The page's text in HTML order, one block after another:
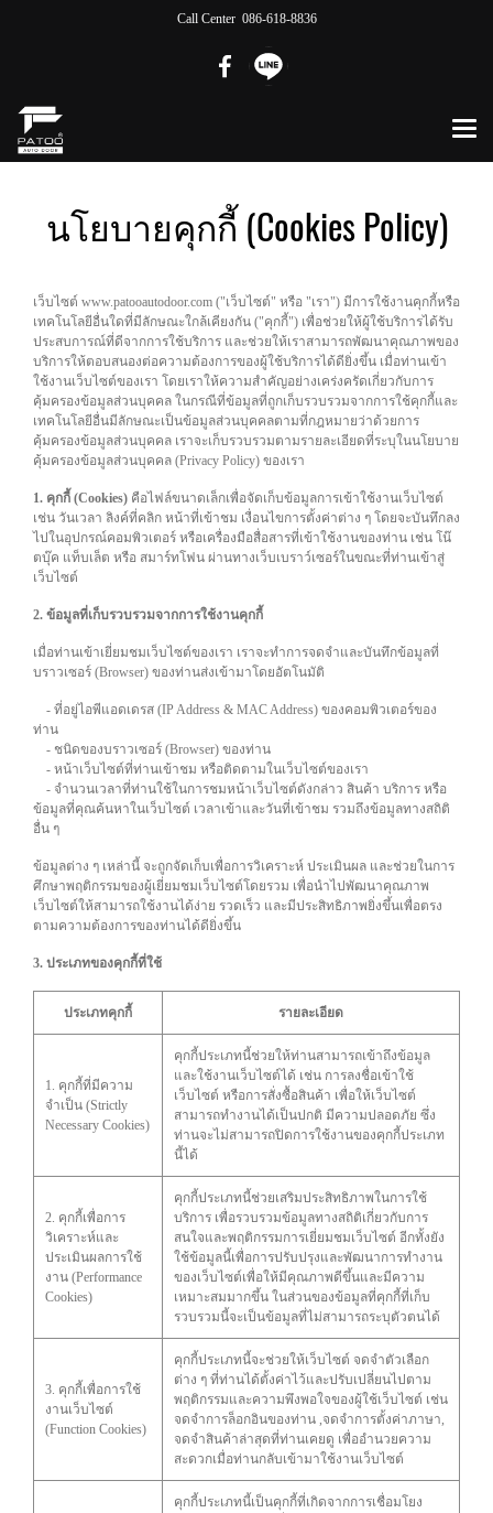
Call Center 086-618-8836
นโยบายคุกกี้ (Cookies Policy)
เว็บไซต์ www.patooautodoor.com ("เว็บไซต์" หรือ "เรา") มีการใช้งานคุกกี้หรือ
เทคโนโลยีอื่นใดที่มีลักษณะใกล้เคียงกัน ("คุกกี้") เพื่อช่วยให้ผู้ใช้บริการได้รับ
ประสบการณ์ที่ดีจากการใช้บริการ และช่วยให้เราสามารถพัฒนาคุณภาพของ
บริการให้ตอบสนองต่อความต้องการของผู้ใช้บริการได้ดียิ่งขึ้น เมื่อท่านเข้า
ใช้งานเว็บไซต์ของเรา โดยเราให้ความสำคัญอย่างเคร่งครัดเกี่ยวกับการ
คุ้มครองข้อมูลส่วนบุคคล ในกรณีที่ข้อมูลที่ถูกเก็บรวบรวมจากการใช้คุกกี้และ
เทคโนโลยีอื่นมีลักษณะเป็นข้อมูลส่วนบุคคลตามที่กฎหมายว่าด้วยการ
คุ้มครองข้อมูลส่วนบุคคล เราจะเก็บรวบรวมตามรายละเอียดที่ระบุในนโยบาย
คุ้มครองข้อมูลส่วนบุคคล (Privacy Policy) ของเรา
1. คุกกี้ (Cookies) คือไฟล์ขนาดเล็กเพื่อจัดเก็บข้อมูลการเข้าใช้งานเว็บไซต์
เช่น วันเวลา ลิงค์ที่คลิก หน้าที่เข้าชม เงื่อนไขการตั้งค่าต่าง ๆ โดยจะบันทึกลง
ไปในอุปกรณ์คอมพิวเตอร์ หรือเครื่องมือสื่อสารที่เข้าใช้งานของท่าน เช่น โน๊
ตบุ๊ค แท็บเล็ต หรือ สมาร์ทโฟน ผ่านทางเว็บเบราว์เซอร์ในขณะที่ท่านเข้าสู่
เว็บไซต์
2. ข้อมูลที่เก็บรวบรวมจากการใช้งานคุกกี้
เมื่อท่านเข้าเยี่ยมชมเว็บไซต์ของเรา เราจะทำการจดจำและบันทึกข้อมูลที่
บราวเซอร์ (Browser) ของท่านส่งเข้ามาโดยอัตโนมัติ
- ที่อยู่ไอพีแอดเดรส (IP Address & MAC Address) ของคอมพิวเตอร์ของ
ท่าน
- ชนิดของบราวเซอร์ (Browser) ของท่าน
- หน้าเว็บไซต์ที่ท่านเข้าชม หรือติดตามในเว็บไซต์ของเรา
- จำนวนเวลาที่ท่านใช้ในการชมหน้าเว็บไซต์ดังกล่าว สินค้า บริการ หรือ
ข้อมูลที่คุณค้นหาในเว็บไซต์ เวลาเข้าและวันที่เข้าชม รวมถึงข้อมูลทางสถิติ
อื่น ๆ
ข้อมูลต่าง ๆ เหล่านี้ จะถูกจัดเก็บเพื่อการวิเคราะห์ ประเมินผล และช่วยในการ
ศึกษาพฤติกรรมของผู้เยี่ยมชมเว็บไซต์โดยรวม เพื่อนำไปพัฒนาคุณภาพ
เว็บไซต์ให้สามารถใช้งานได้ง่าย รวดเร็ว และมีประสิทธิภาพยิ่งขึ้นเพื่อตรง
ตามความต้องการของท่านได้ดียิ่งขึ้น
3. ประเภทของคุกกี้ที่ใช้
ประเภทคุกกี้ รายละเอียด
1. คุกกี้ที่มีความ
จำเป็น (Strictly
Necessary Cookies)
คุกกี้ประเภทนี้ช่วยให้ท่านสามารถเข้าถึงข้อมูล
และใช้งานเว็บไซต์ได้ เช่น การลงชื่อเข้าใช้
เว็บไซต์ หรือการสั่งซื้อสินค้า เพื่อให้เว็บไซต์
สามารถทำงานได้เป็นปกติ มีความปลอดภัย ซึ่ง
ท่านจะไม่สามารถปิดการใช้งานของคุกกี้ประเภท
นี้ได้
2. คุกกี้เพื่อการ
วิเคราะห์และ
ประเมินผลการใช้
งาน (Performance
Cookies)
คุกกี้ประเภทนี้ช่วยเสริมประสิทธิภาพในการใช้
บริการ เพื่อรวบรวมข้อมูลทางสถิติเกี่ยวกับการ
สนใจและพฤติกรรมการเยี่ยมชมเว็บไซต์ อีกทั้งยัง
ใช้ข้อมูลนี้เพื่อการปรับปรุงและพัฒนาการทำงาน
ของเว็บไซต์เพื่อให้มีคุณภาพดีขึ้นและมีความ
เหมาะสมมากขึ้น ในส่วนของข้อมูลที่คุกกี้ที่เก็บ
รวบรวมนี้จะเป็นข้อมูลที่ไม่สามารถระบุตัวตนได้
3. คุกกี้เพื่อการใช้
งานเว็บไซต์
(Function Cookies)
คุกกี้ประเภทนี้จะช่วยให้เว็บไซต์ จดจำตัวเลือก
ต่าง ๆ ที่ท่านได้ตั้งค่าไว้และปรับเปลี่ยนไปตาม
พฤติกรรมและความพึงพอใจของผู้ใช้เว็บไซต์ เช่น
จดจำการล็อกอินของท่าน ,จดจำการตั้งค่าภาษา,
จดจำสินค้าล่าสุดที่ท่านเคยดู เพื่ออำนวยความ
สะดวกเมื่อท่านกลับเข้ามาใช้งานเว็บไซต์
คุกกี้ประเภทนี้เป็นคุกกี้ที่เกิดจากการเชื่อมโยง